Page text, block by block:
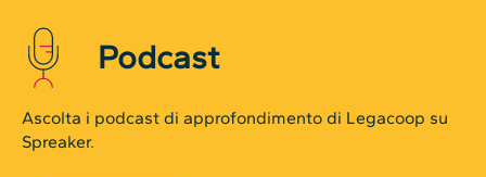
Podcast
Ascolta i podcast di approfondimento di Legacoop su
Spreaker.